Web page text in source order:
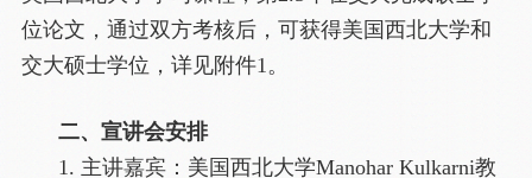
位论文，通过双方考核后，可获得美国西北大学和
交大硕士学位，详见附件1。
二、宣讲会安排
1. 主讲嘉宾：美国西北大学Manohar Kulkarni教